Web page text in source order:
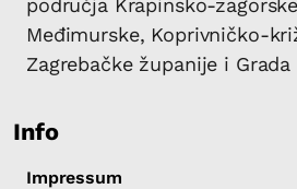
područja Krapinsko-
Međimurske, Koprivničko-
Zagrebačke županije i Grada
Info
Impressum